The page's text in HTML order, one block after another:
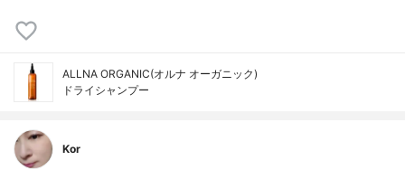
ALLNA ORGANIC(オルナ オーガニック)
ドライシャンプー
Kor